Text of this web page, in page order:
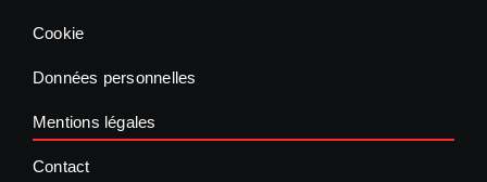
Cookie
Données personnelles
Mentions légales
Contact